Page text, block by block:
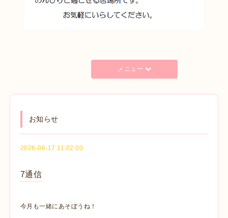
メニュー
お知らせ
2026-06-17 11:02:00
7通信
今月も一緒にあそぼうね！